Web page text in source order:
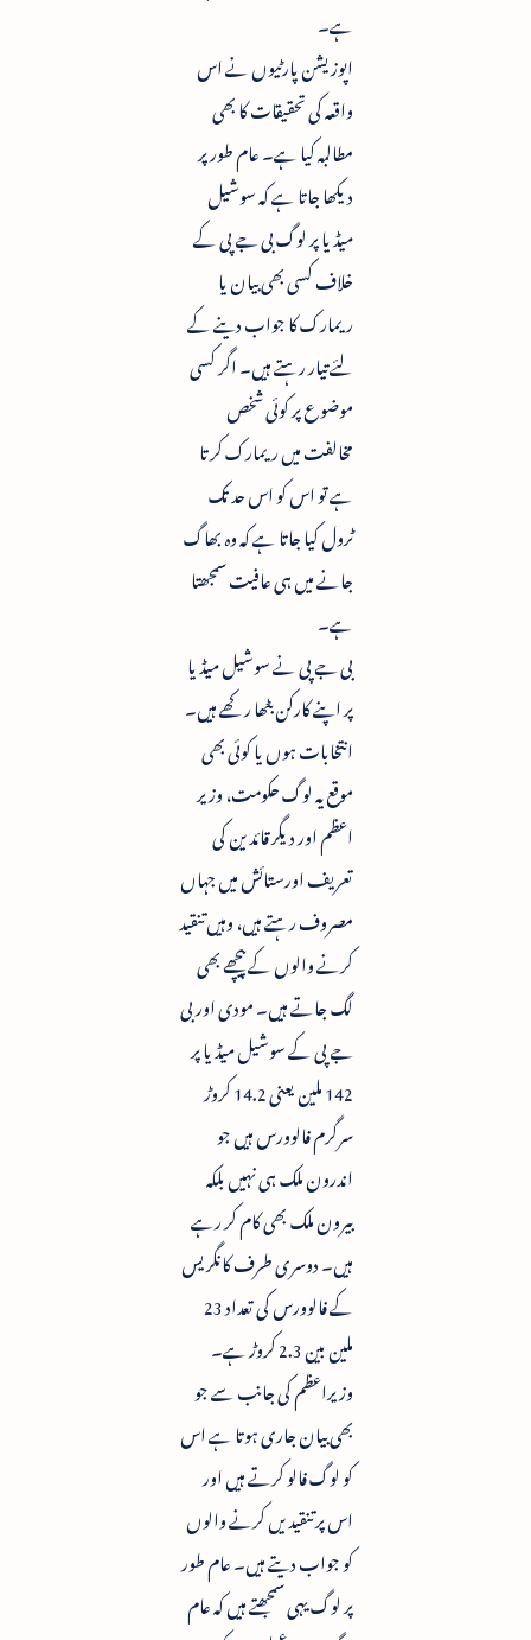
ہے۔
اپوزیشن پارٹیوں نے اس
واقعہ کی تحقیقات کا بھی
مطالبہ کیا ہے۔ عام طور پر
دیکھا جاتا ہے کہ سوشیل
میڈیا پر لوگ بی جے پی کے
خلاف کسی بھی بیان یا
ریمارک کا جواب دینے کے
لئے تیار رہتے ہیں۔ اگر کسی
موضوع پر کوئی شخص
مخالفت میں ریمارک کرتا
ہے تو اس کو اس حد تک
ٹرول کیا جاتا ہے کہ وہ بھاگ
جانے میں ہی عافیت سمجھتا
ہے۔
بی جے پی نے سوشیل میڈیا
پر اپنے کارکن بٹھا رکھے ہیں۔
انتخابات ہوں یا کوئی بھی
موقع یہ لوگ حکومت، وزیر
اعظم اور دیگر قائدین کی
تعریف اورستائش میں جہاں
مصروف رہتے ہیں، وہیں تنقید
کرنے والوں کے پیچھے بھی
لگ جاتے ہیں۔ مودی اور بی
جے پی کے سوشیل میڈیا پر
142 ملین یعنی 14.2 کروڑ
سرگرم فالوورس ہیں جو
اندرون ملک ہی نہیں بلکہ
بیرون ملک بھی کام کر رہے
ہیں۔ دوسری طرف کانگریس
کے فالوورس کی تعداد 23
ملین بین 2.3 کروڑ ہے۔
وزیراعظم کی جانب سے جو
بھی بیان جاری ہوتا ہے اس
کو لوگ فالو کرتے ہیں اور
اس پر تنقیدیں کرنے والوں
کو جواب دیتے ہیں۔ عام طور
پر لوگ یہی سمجھتے ہیں کہ عام